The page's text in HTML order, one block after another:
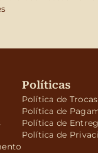
Políticas
Política de
Política de
Política de
Política de